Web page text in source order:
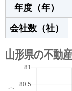
年度（年）
会社数（社）